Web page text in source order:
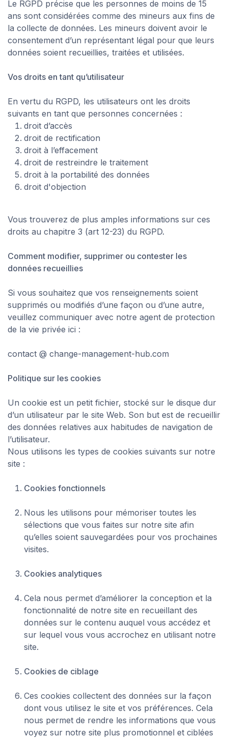
Le RGPD précise que les personnes de moins de 15
ans sont considérées comme des mineurs aux fins de
la collecte de données. Les mineurs doivent avoir le
consentement d’un représentant légal pour que leurs
données soient recueillies, traitées et utilisées.
Vos droits en tant qu’utilisateur
En vertu du RGPD, les utilisateurs ont les droits
suivants en tant que personnes concernées :
droit d’accès
droit de rectification
droit à l’effacement
droit de restreindre le traitement
droit à la portabilité des données
droit d'objection
Vous trouverez de plus amples informations sur ces
droits au chapitre 3 (art 12-23) du RGPD.
Comment modifier, supprimer ou contester les
données recueillies
Si vous souhaitez que vos renseignements soient
supprimés ou modifiés d’une façon ou d’une autre,
veuillez communiquer avec notre agent de protection
de la vie privée ici :
contact @ change-management-hub.com
Politique sur les cookies
Un cookie est un petit fichier, stocké sur le disque dur
d’un utilisateur par le site Web. Son but est de recueillir
des données relatives aux habitudes de navigation de
l’utilisateur.
Nous utilisons les types de cookies suivants sur notre
site :
Cookies fonctionnels
Nous les utilisons pour mémoriser toutes les
sélections que vous faites sur notre site afin
qu’elles soient sauvegardées pour vos prochaines
visites.
Cookies analytiques
Cela nous permet d’améliorer la conception et la
fonctionnalité de notre site en recueillant des
données sur le contenu auquel vous accédez et
sur lequel vous vous accrochez en utilisant notre
site.
Cookies de ciblage
Ces cookies collectent des données sur la façon
dont vous utilisez le site et vos préférences. Cela
nous permet de rendre les informations que vous
voyez sur notre site plus promotionnel et ciblées